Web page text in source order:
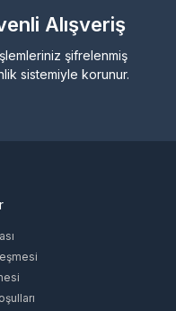
Alışveriş
şifrelenmiş
sistemiyle korunur.